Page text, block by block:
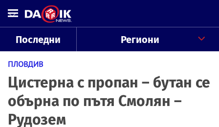
Последни Региони
ПЛОВДИВ
Цистерна с пропан – бутан се
обърна по пътя Смолян –
Рудозем